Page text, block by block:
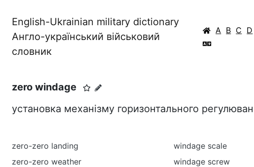
English-Ukrainian military dictionary
Англо-український військовий
словник
A B C D
zero windage
установка механізму горизонтального
zero-zero landing
zero-zero weather
windage scale
windage screw